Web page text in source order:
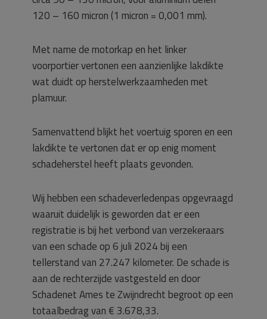
120 – 160 micron (1 micron = 0,001 mm).
Met name de motorkap en het linker
voorportier vertonen een aanzienlijke lakdikte
wat duidt op herstelwerkzaamheden met
plamuur.
Samenvattend blijkt het voertuig sporen en een
lakdikte te vertonen dat er op enig moment
schadeherstel heeft plaats gevonden.
Wij hebben een schadeverledenpas opgevraagd
waaruit duidelijk is geworden dat er een
registratie is bij het verbond van verzekeraars
van een schade op 6 juli 2024 bij een
tellerstand van 27.247 kilometer. De schade is
aan de rechterzijde vastgesteld en door
Schadenet Ames te Zwijndrecht begroot op een
totaalbedrag van € 3.678,33.